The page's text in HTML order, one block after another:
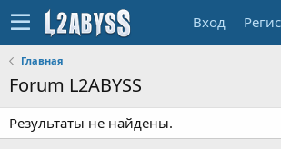
Вход
Главная
Forum L2ABYSS
Результаты не найдены.